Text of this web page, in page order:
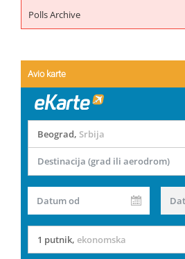
Polls Archive
Avio karte
Beograd, Srbija
Destinacija (grad ili aerodrom)
Datum od
1 putnik, ekonomska